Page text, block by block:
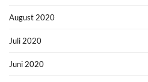
August 2020
Juli 2020
Juni 2020